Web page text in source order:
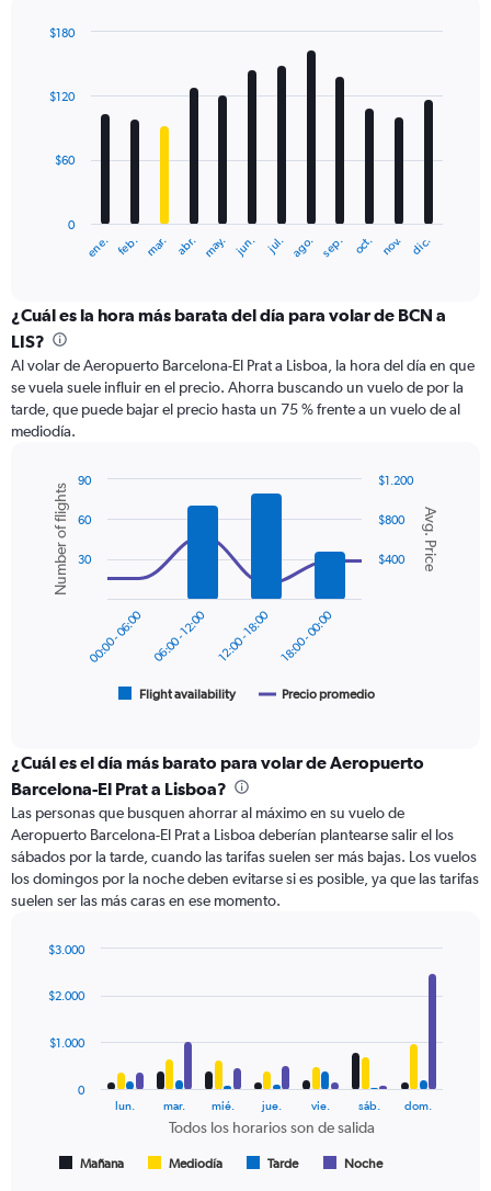
values.
to
with
12
The
categories.
Range:
12
categories.
The
chart
has
axis
displaying
values.
Range:
ene. feb. mar. abr. may. jun. jul. ago. sep. oct. nov. dic.
0
$60
$120
$180
¿Cuál es la hora más barata del día para volar de BCN a
LIS?
Al volar de Aeropuerto Barcelona-El Prat a Lisboa, la hora del día en que
se vuela suele influir en el precio. Ahorra buscando un vuelo de por la
tarde, que puede bajar el precio hasta un 75 % frente a un vuelo de al
mediodía.
Combination
chart
with
data
series.
displaying
categories.
Range:
6
categories.
The
chart
has
displaying
Avg.
and
Chart
graphic.
Avg. Price
Number of flights
Flight availability Precio promedio
00:00 - 06:00 06:00 - 12:00 12:00 - 18:00 18:00 - 00:00
$400
$800
$1.200
30
60
90
¿Cuál es el día más barato para volar de Aeropuerto
Barcelona-El Prat a Lisboa?
Las personas que busquen ahorrar al máximo en su vuelo de
Aeropuerto Barcelona-El Prat a Lisboa deberían plantearse salir el los
sábados por la tarde, cuando las tarifas suelen ser más bajas. Los vuelos
los domingos por la noche deben evitarse si es posible, ya que las tarifas
suelen ser las más caras en ese momento.
chart
with
data
Todos los horarios son de salida
Mañana Mediodía Tarde Noche
lun. mar. mié. jue. vie. sáb. dom.
0
$1.000
$2.000
$3.000